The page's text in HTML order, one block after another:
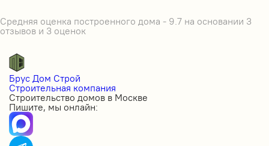
Средняя оценка построенного дома - 9.7 на основании 3
отзывов и 3 оценок
Брус Дом Строй
Строительная компания
Строительство домов в Москве
Пишите, мы онлайн: